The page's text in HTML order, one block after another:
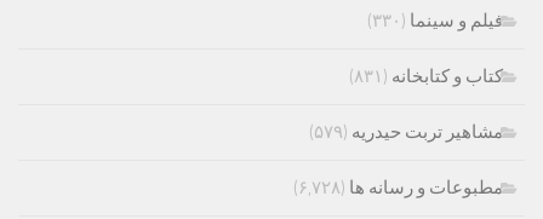
فیلم و سینما (۳۳۰)
کتاب و کتابخانه (۸۳۱)
مشاهیر تربت حیدریه (۵۷۹)
مطبوعات و رسانه ها (۶,۷۲۸)